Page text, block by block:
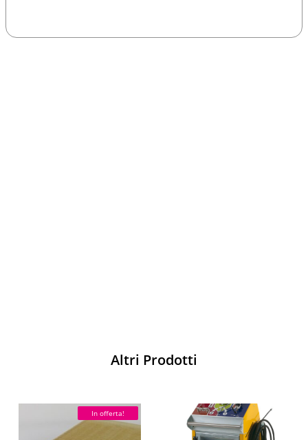
Altri Prodotti
In offerta!